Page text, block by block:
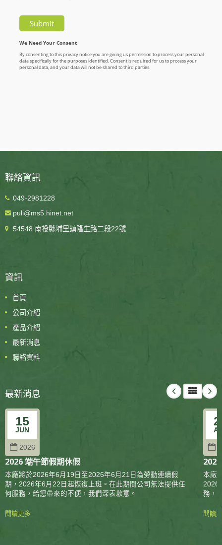
聯絡資訊
049-2981228
puli@ms5.hinet.net
54548 南投縣埔里鎮隆生路二段22號
資訊
首頁
公司介紹
產品介紹
最新消息
聯絡資料
最新消息
15
JUN
2026
2026 端午節假期休假
本廠將於2026年6月19日至2026年6月21日為勞動連續假
期，2026年6月22日起恢復上班。在此期間公司無法提供任
何服務，給您帶來的不便，我們深表歉意。
閱讀更多
本廠
2026
務，
閱讀